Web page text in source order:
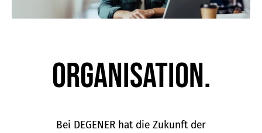
Organisation.
Bei DEGENER hat die Zukunft der